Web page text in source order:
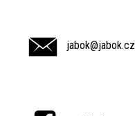
jabok@jabok.cz